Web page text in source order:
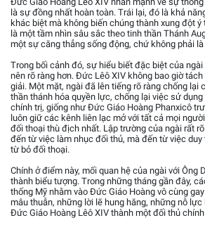
là sự đồng nhất hoàn toàn. Trái lại, đó là khả
khác biệt mà không biến chúng thành xung đột
là một tầm nhìn sâu sắc theo tinh thần Thánh
một sự căng thẳng sống động, chứ không phải
Trong bối cảnh đó, sự hiểu biết đặc biệt của
nên rõ ràng hơn. Đức Lêô XIV không bao giờ
giải. Một mặt, ngài đã lên tiếng rõ ràng chống lại
thần thánh hóa quyền lực, chống lại việc sử
chính trị, giống như Đức Giáo Hoàng Phanxicô
luôn giữ các kênh liên lạc mở với tất cả mọi
đối thoại thù địch nhất. Lập trường của ngài rất
đến từ việc làm nhục đối thủ, mà đến từ việc
từ bỏ đối thoại.
Chính ở điểm này, mối quan hệ của ngài với Ông
thành biểu tượng. Trong những tháng gần đây,
thống Mỹ nhằm vào Đức Giáo Hoàng vô cùng
mâu thuẫn, những lời lẽ hung hăng, những nỗ
Đức Giáo Hoàng Lêô XIV thành một đối thủ chính